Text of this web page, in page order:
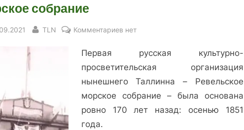
собрание
By
TLN Комментариев к
Детище
адмирала
Литке:
Ревельское
морское
собрание
нет
Первая русская культурно-
просветительская организация
нынешнего Таллинна – Ревельское
морское собрание – была основана
ровно 170 лет назад: осенью 1851
года.